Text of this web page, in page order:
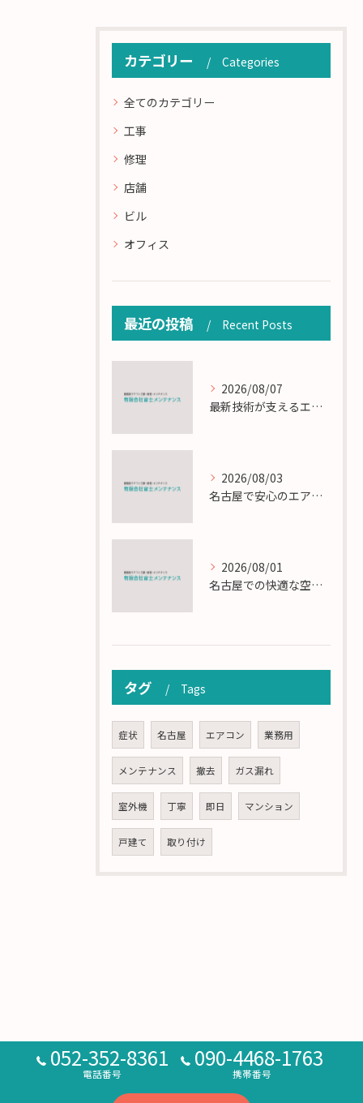
カテゴリー Categories
全てのカテゴリー
工事
修理
店舗
ビル
オフィス
最近の投稿 Recent Posts
2026/08/07
最新技術が支えるエアコン工事の匠の技術解説
2026/08/03
名古屋で安心のエアコン工事と定期メンテナンスの重要性
2026/08/01
名古屋での快適な空調を実現するエアコンサービスの技術
タグ Tags
症状 名古屋 エアコン 業務用
メンテナンス 撤去 ガス漏れ
室外機 丁寧 即日 マンション
戸建て 取り付け
052-352-8361
電話番号
090-4468-1763
携帯番号